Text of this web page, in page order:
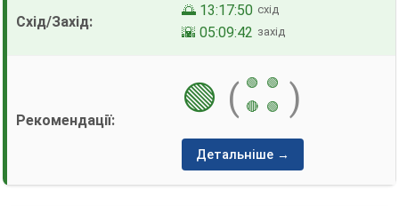
🌅 13:17:50 схід
🌇 05:09:42 захід
🟢 ( 🟢
🟢
🔴
🟢 )
Детальніше →